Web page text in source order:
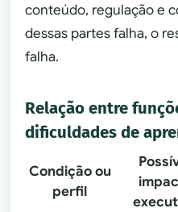
conteúdo, regulação e
dessas partes falha, o
falha.
Relação entre
dificuldades de
Condição ou
perfil